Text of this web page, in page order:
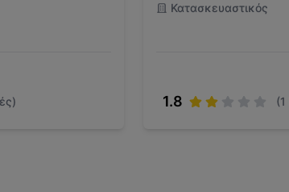
Κατασκευαστικός
1.8 (1